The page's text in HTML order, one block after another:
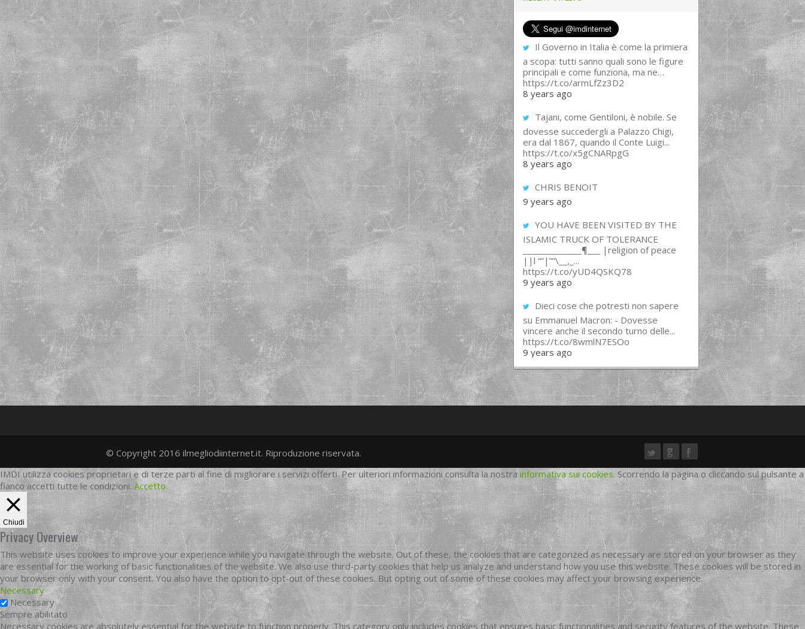
Il Governo in Italia è come la primiera
a scopa: tutti sanno quali sono le figure
principali e come funziona, ma ne…
https://t.co/armLfZz3D2
8 years ago
Tajani, come Gentiloni, è nobile. Se
dovesse succedergli a Palazzo Chigi,
era dal 1867, quando il Conte Luigi...
https://t.co/x5gCNARpgG
8 years ago
CHRIS BENOIT
9 years ago
YOU HAVE BEEN VISITED BY THE
ISLAMIC TRUCK OF TOLERANCE
______________¶___ |religion of peace
||l “”|””\__,_...
https://t.co/yUD4QSKQ78
9 years ago
Dieci cose che potresti non sapere
su Emmanuel Macron: - Dovesse
vincere anche il secondo turno delle...
https://t.co/8wmlN7ESOo
9 years ago
twittergoogleplus
facebook
© Copyright 2016 ilmegliodiinternet.it. Riproduzione riservata.
IMDI utilizza cookies proprietari e di terze parti al fine di migliorare i servizi offerti. Per ulteriori informazioni consulta la nostra informativa sui cookies. Scorrendo la pagina o cliccando sul pulsante a
fianco accetti tutte le condizioni. Accetto
Chiudi
Privacy Overview
This website uses cookies to improve your experience while you navigate through the website. Out of these, the cookies that are categorized as necessary are stored on your browser as they
are essential for the working of basic functionalities of the website. We also use third-party cookies that help us analyze and understand how you use this website. These cookies will be stored in
your browser only with your consent. You also have the option to opt-out of these cookies. But opting out of some of these cookies may affect your browsing experience.
Necessary
Necessary
Sempre abilitato
Necessary cookies are absolutely essential for the website to function properly. This category only includes cookies that ensures basic functionalities and security features of the website. These